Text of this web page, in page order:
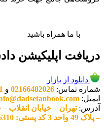
با ما همراه باشید
دریافت اپلیکیشن
دانلود از بازار
شماره تماس: 02166482026 و
ایمیل:
آدرس:تهران – خیابان انقلاب
– پلاک 49 واحد 3 کد پستی: 1315686310